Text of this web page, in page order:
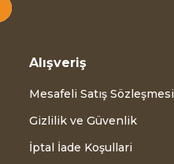
Alışveriş
Mesafeli Satış Sözleşmesi
Gizlilik ve Güvenlik
İptal İade Koşullari